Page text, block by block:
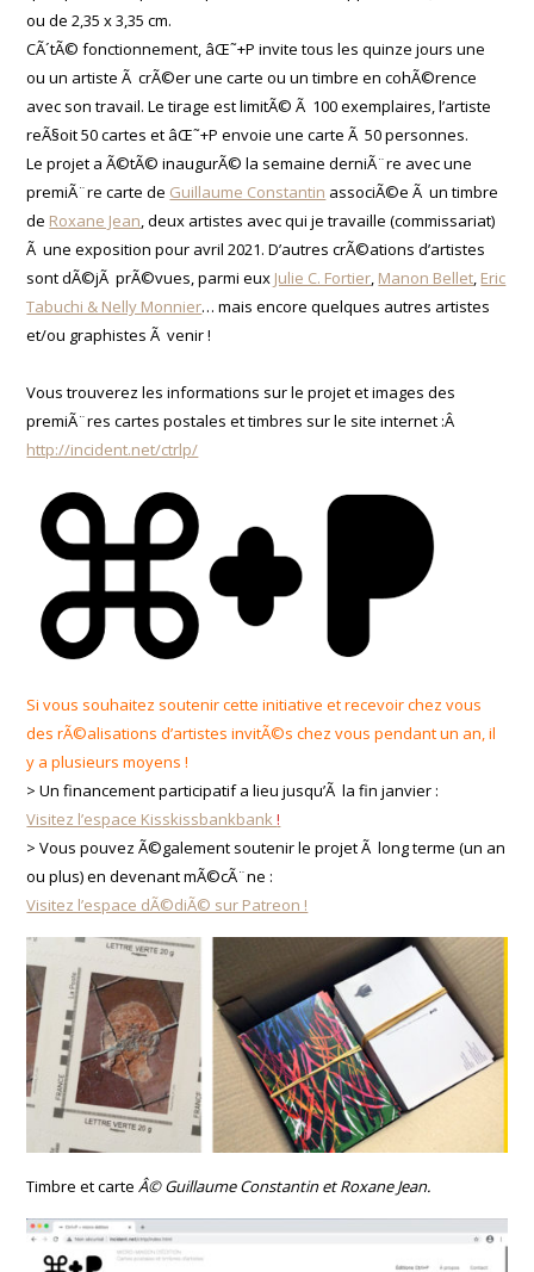
ou de 2,35 x 3,35 cm.
CÃ´tÃ© fonctionnement, âŒ˜+P invite tous les quinze jours une
ou un artiste Ã crÃ©er une carte ou un timbre en cohÃ©rence
avec son travail. Le tirage est limitÃ© Ã 100 exemplaires, l’artiste
reÃ§oit 50 cartes et âŒ˜+P envoie une carte Ã 50 personnes.
Le projet a Ã©tÃ© inaugurÃ© la semaine derniÃ¨re avec une
premiÃ¨re carte de Guillaume Constantin associÃ©e Ã un timbre
de Roxane Jean, deux artistes avec qui je travaille (commissariat)
Ã une exposition pour avril 2021. D’autres crÃ©ations d’artistes
sont dÃ©jÃ prÃ©vues, parmi eux Julie C. Fortier, Manon Bellet, Eric
Tabuchi & Nelly Monnier… mais encore quelques autres artistes
et/ou graphistes Ã venir !
Vous trouverez les informations sur le projet et images des
premiÃ¨res cartes postales et timbres sur le site internet :Â
http://incident.net/ctrlp/
Si vous souhaitez soutenir cette initiative et recevoir chez vous
des rÃ©alisations d’artistes invitÃ©s chez vous pendant un an, il
y a plusieurs moyens !
> Un financement participatif a lieu jusqu’Ã la fin janvier :
Visitez l’espace Kisskissbankbank!
> Vous pouvez Ã©galement soutenir le projet Ã long terme (un an
ou plus) en devenant mÃ©cÃ¨ne :
Visitez l’espace dÃ©diÃ© sur Patreon !
Timbre et carteÂ© Guillaume Constantin et Roxane Jean.